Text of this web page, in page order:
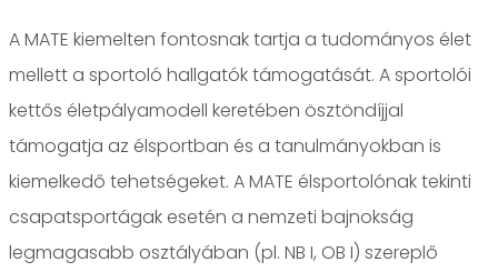
A MATE kiemelten fontosnak tartja a tudományos élet
mellett a sportoló hallgatók támogatását. A sportolói
kettős életpályamodell keretében ösztöndíjjal
támogatja az élsportban és a tanulmányokban is
kiemelkedő tehetségeket. A MATE élsportolónak tekinti
csapatsportágak esetén a nemzeti bajnokság
legmagasabb osztályában (pl. NB I, OB I) szereplő